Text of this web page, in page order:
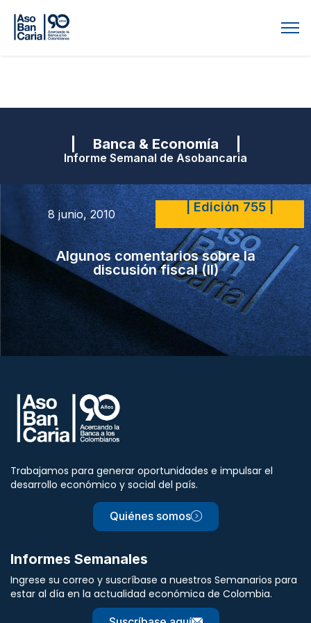
| Banca & Economía |
Informe Semanal de Asobancaria
8 junio, 2010 | Edición 755 |
Algunos comentarios sobre la
discusión fiscal (II)
Trabajamos para generar oportunidades e impulsar el
desarrollo económico y social del país.
Quiénes somos
Informes Semanales
Ingrese su correo y suscríbase a nuestros Semanarios para
estar al día en la actualidad económica de Colombia.